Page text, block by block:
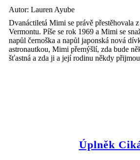
Autor: Lauren Ayube
Dvanáctiletá Mimi se právě přestěhovala
Vermontu. Píše se rok 1969 a Mimi se
napůl černoška a napůl japonská nová
astronautkou, Mimi přemýšlí, zda bude
šťastná a zda ji a její rodinu někdy
Úplněk